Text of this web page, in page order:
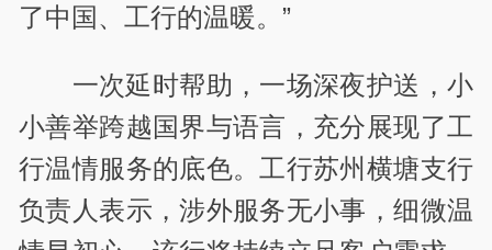
了中国、工行的温暖。”
一次延时帮助，一场深夜护送，小
小善举跨越国界与语言，充分展现了工
行温情服务的底色。工行苏州横塘支行
负责人表示，涉外服务无小事，细微温